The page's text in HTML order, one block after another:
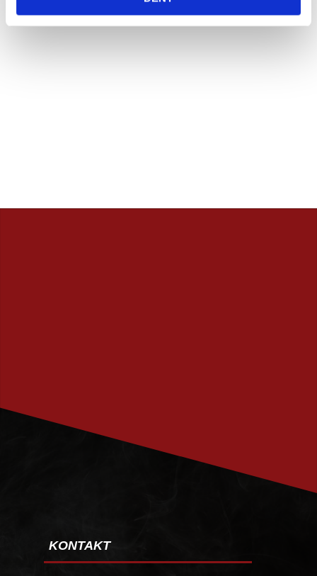
KONTAKT